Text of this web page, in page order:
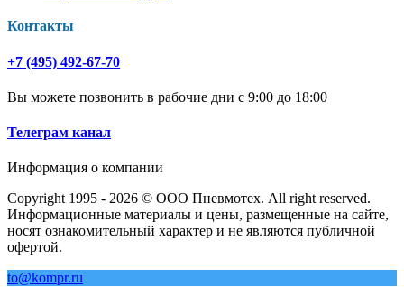
Контакты
+7 (495) 492-67-70
Вы можете позвонить в рабочие дни с 9:00 до 18:00
Телеграм канал
Информация о компании
Copyright 1995 - 2026 © ООО Пневмотех. All right reserved.
Информационные материалы и цены, размещенные на сайте,
носят ознакомительный характер и не являются публичной
офертой.
to@kompr.ru